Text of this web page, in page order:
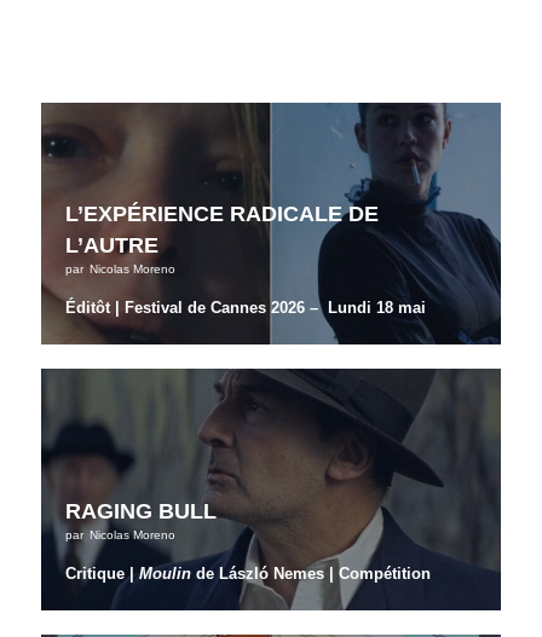
L’EXPÉRIENCE RADICALE DE
L’AUTRE
par Nicolas Moreno
Éditôt | Festival de Cannes 2026 – Lundi 18 mai
RAGING BULL
par Nicolas Moreno
Critique |Moulin de László Nemes | Compétition